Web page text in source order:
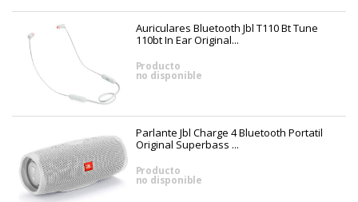
Auriculares Bluetooth Jbl T110 Bt Tune
110bt In Ear Original...
Producto
no disponible
Parlante Jbl Charge 4 Bluetooth Portatil
Original Superbass ...
Producto
no disponible